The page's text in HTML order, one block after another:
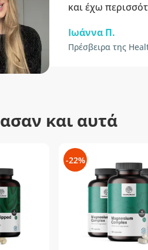
και έχω
Ιωάννα Π.
Πρέσβειρα της
και αυτά
-22%